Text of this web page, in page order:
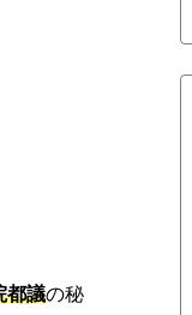
都議の秘